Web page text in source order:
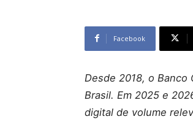
Facebook
Desde 2018, o
Brasil. Em 2025 e
digital de volume